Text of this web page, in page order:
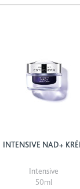
INTENSIVE NAD+
Intensive
50ml